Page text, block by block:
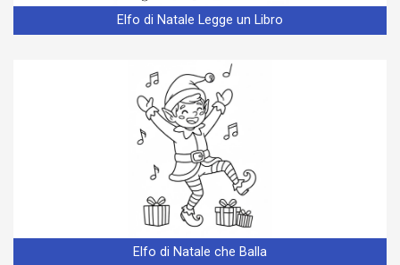
Elfo di Natale Legge un Libro
Elfo di Natale che Balla